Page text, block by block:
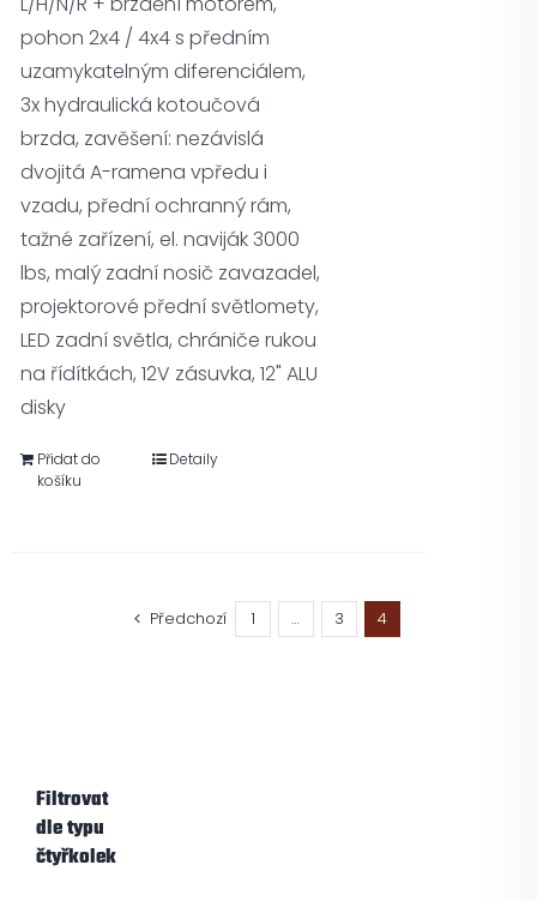
pohon 2x4 / 4x4 s předním
uzamykatelným diferenciálem,
3x hydraulická kotoučová
brzda, zavěšení: nezávislá
dvojitá A-ramena vpředu i
vzadu, přední ochranný rám,
tažné zařízení, el. naviják 3000
lbs, malý zadní nosič zavazadel,
projektorové přední světlomety,
LED zadní světla, chrániče rukou
na řídítkách, 12V zásuvka, 12" ALU
disky
Přidat do
košíku
Detaily
Předchozí 1 … 3 4
Filtrovat
dle typu
čtyřkolek